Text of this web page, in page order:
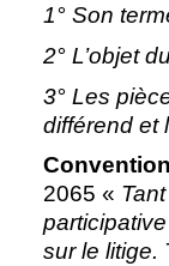
1° Son
2° L’objet
3° Les
différend et
2065 «
sur le litige.